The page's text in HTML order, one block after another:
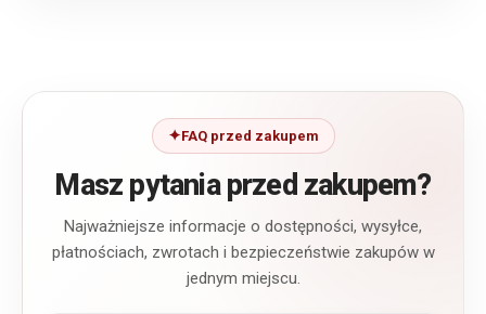
FAQ przed zakupem
Masz pytania przed zakupem?
Najważniejsze informacje o dostępności, wysyłce,
płatnościach, zwrotach i bezpieczeństwie zakupów w
jednym miejscu.